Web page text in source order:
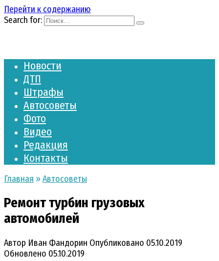
Перейти к содержанию
Search for:
Новости
ДТП
Штрафы
Автосоветы
Фото
Видео
Редакция
Контакты
Главная » Автосоветы
Ремонт турбин грузовых
автомобилей
Автор Иван Фандорин Опубликовано 05.10.2019
Обновлено 05.10.2019